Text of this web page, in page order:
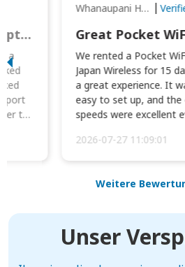
This was wonderful option to a family of four. Everything worked smoothly.
a
to
Whanaupani Henry Joseph Macown
We rented a Pocket
Japan Wireless for 15
a great experience. It
easy to set up, and
speeds were excellent
2026-07-27 11:09:01
Weitere
Unser